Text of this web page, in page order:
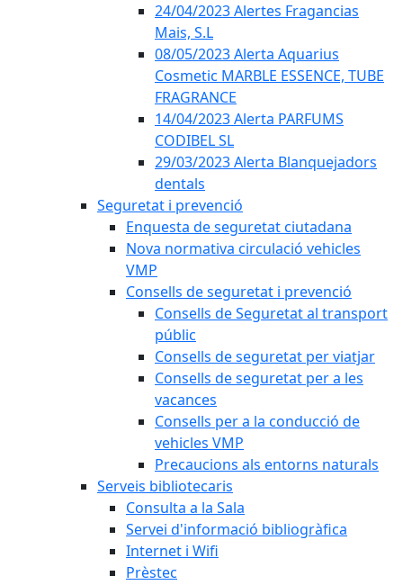
24/04/2023 Alertes Fragancias
Mais, S.L
08/05/2023 Alerta Aquarius
Cosmetic MARBLE ESSENCE, TUBE
FRAGRANCE
14/04/2023 Alerta PARFUMS
CODIBEL SL
29/03/2023 Alerta Blanquejadors
dentals
Seguretat i prevenció
Enquesta de seguretat ciutadana
Nova normativa circulació vehicles
VMP
Consells de seguretat i prevenció
Consells de Seguretat al transport
públic
Consells de seguretat per viatjar
Consells de seguretat per a les
vacances
Consells per a la conducció de
vehicles VMP
Precaucions als entorns naturals
Serveis bibliotecaris
Consulta a la Sala
Servei d'informació bibliogràfica
Internet i Wifi
Prèstec